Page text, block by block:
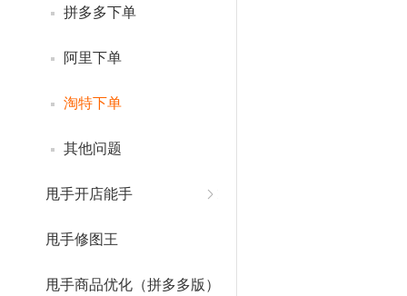
拼多多下单
阿里下单
淘特下单
其他问题
甩手开店能手
甩手修图王
甩手商品优化（拼多多版）